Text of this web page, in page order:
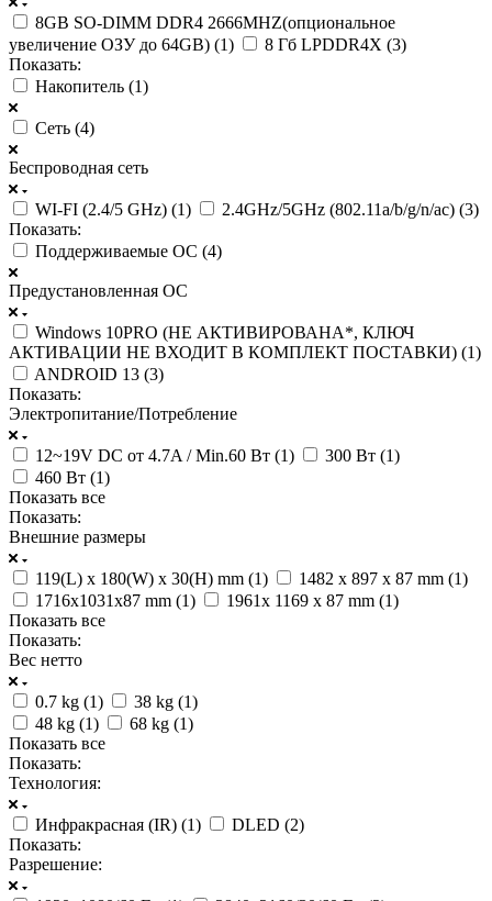
8GB SO-DIMM DDR4 2666MHZ(опциональное
увеличение ОЗУ до 64GB) (1) 8 Гб LPDDR4X (3)
Показать:
Накопитель (1)
Сеть (4)
Беспроводная сеть
WI-FI (2.4/5 GHz) (1) 2.4GHz/5GHz (802.11a/b/g/n/ac) (3)
Показать:
Поддерживаемые ОС (4)
Предустановленная ОС
Windows 10PRO (НЕ АКТИВИРОВАНА*, КЛЮЧ
АКТИВАЦИИ НЕ ВХОДИТ В КОМПЛЕКТ ПОСТАВКИ) (1)
ANDROID 13 (3)
Показать:
Электропитание/Потребление
12~19V DC от 4.7A / Min.60 Вт (1) 300 Вт (1)
460 Вт (1)
Показать все
Показать:
Внешние размеры
119(L) x 180(W) x 30(H) mm (1) 1482 x 897 х 87 mm (1)
1716x1031x87 mm (1) 1961x 1169 х 87 mm (1)
Показать все
Показать:
Вес нетто
0.7 kg (1) 38 kg (1)
48 kg (1) 68 kg (1)
Показать все
Показать:
Технология:
Инфракрасная (IR) (1) DLED (2)
Показать:
Разрешение: